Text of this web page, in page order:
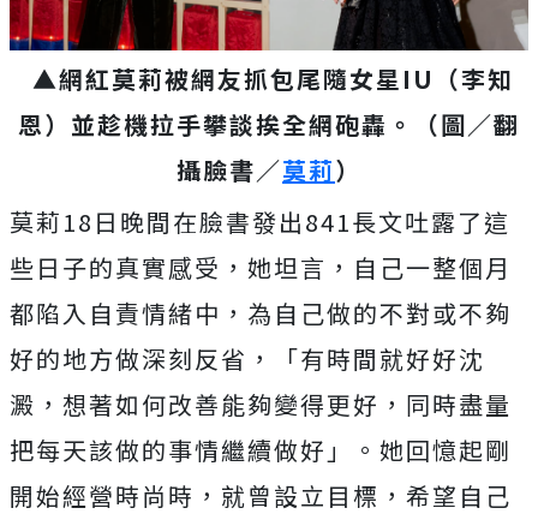
▲網紅莫莉被網友抓包尾隨女星IU（李知
恩）並趁機拉手攀談挨全網砲轟。（圖／翻
攝臉書／莫莉）
莫莉18日晚間在臉書發出841長文吐露了這
些日子的真實感受，她坦言，自己一整個月
都陷入自責情緒中，為自己做的不對或不夠
好的地方做深刻反省，「有時間就好好沈
澱，想著如何改善能夠變得更好，同時盡量
把每天該做的事情繼續做好」。她回憶起剛
開始經營時尚時，就曾設立目標，希望自己